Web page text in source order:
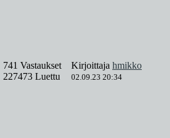
741 Vastaukset
227473 Luettu
Kirjoittaja hmikko
02.09.23 20:34